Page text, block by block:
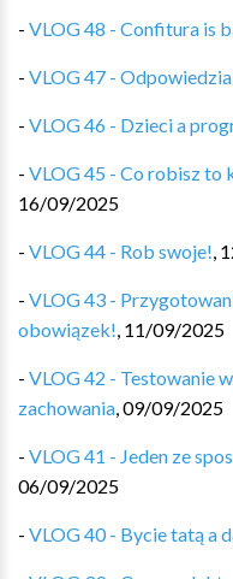
- VLOG 48 - Confitura is
- VLOG 47 -
- VLOG 46 - Dzieci a
- VLOG 45 - Co robisz
16/09/2025
- VLOG 44 - Rob swoje!,
- VLOG 43 -
obowiązek!, 11/09/2025
- VLOG 42 - Testowanie
zachowania,09/09/2025
- VLOG 41 - Jeden ze
06/09/2025
- VLOG 40 - Bycie tatą a